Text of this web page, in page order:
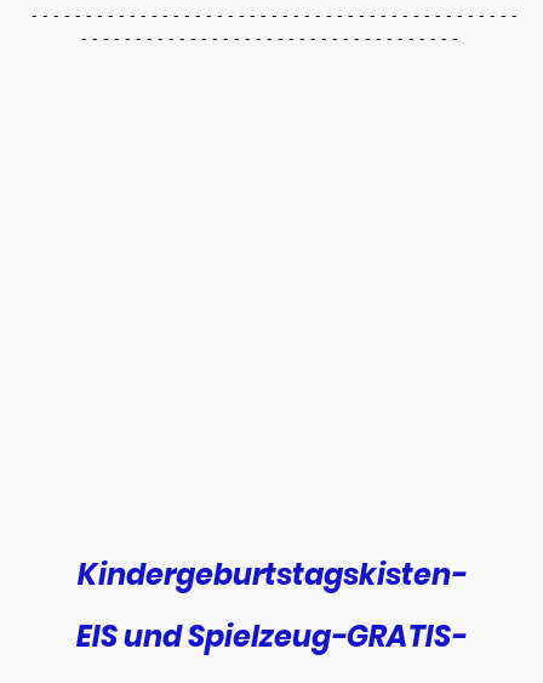
- - - - - - - - - - - - - - - - - - - - - - - - - - - - - - - - - - - - - - - - - - - - -
- - - - - - - - - - - - - - - - - - - - - - - - - - - - - - - - - - -
Kindergeburtstagskisten-
EIS und Spielzeug-GRATIS-